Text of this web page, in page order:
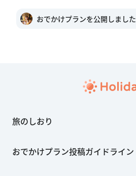
おでかけプランを公開しました
旅のしおり
おでかけプラン投稿ガイドライン